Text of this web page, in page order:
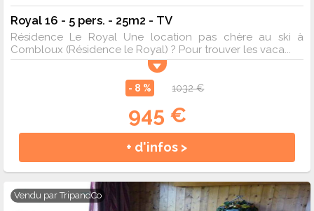
Royal 16 - 5 pers. - 25m2 - TV
Résidence Le Royal Une location pas chère au ski à
Combloux (Résidence le Royal) ? Pour trouver les vaca...
- 8 % 1032 €
945 €
+ d'infos >
Vendu parTripandCo